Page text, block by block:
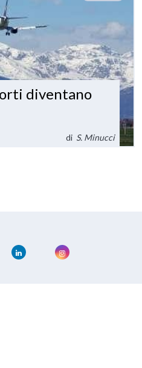
diventano
di S. Minucci